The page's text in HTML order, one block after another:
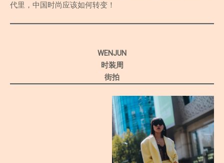
代里，中国时尚应该如何转变！
WENJUN
时装周
街拍